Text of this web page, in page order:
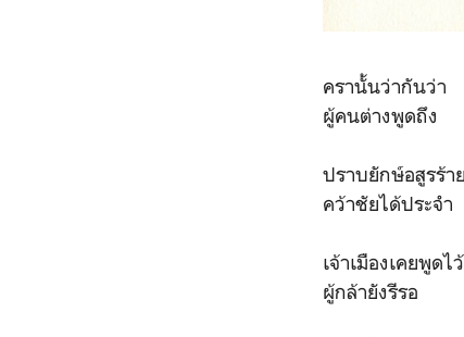
ครานั้นว่ากั
ผู้คนต่างพูด
ปราบยักษ์อสูร
คว้าชัยได้ปร
เจ้าเมืองเคย
ผู้กล้ายังรีร